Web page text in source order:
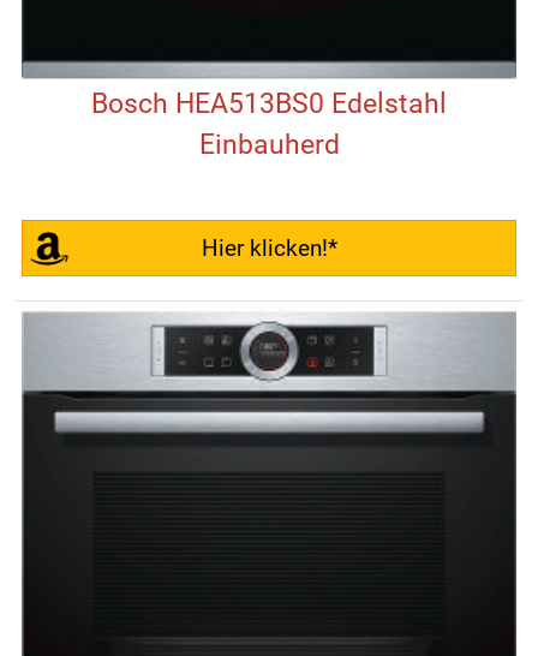
Bosch HEA513BS0 Edelstahl
Einbauherd
Hier klicken!*